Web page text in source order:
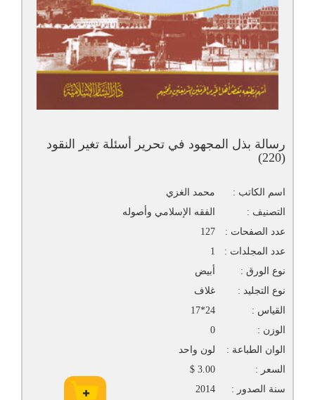
رسالة بذل المجهود في تحرير أسئلة تغير النقود
(220)
اسم الكاتب :
محمد الغزي
التصنيف :
الفقه الإسلامي وأصوله
عدد الصفحات :
127
عدد المجلدات :
1
نوع الورق :
أبيض
نوع التجليد :
غلاف
القياس :
24*17
الوزن :
0
الوان الطباعة :
لون واحد
السعر :
3.00 $
سنة الصدور :
2014